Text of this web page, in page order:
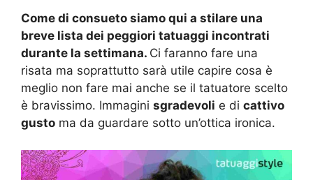
Come di consueto siamo qui a stilare una
breve lista dei peggiori tatuaggi incontrati
durante la settimana. Ci faranno fare una
risata ma soprattutto sarà utile capire cosa è
meglio non fare mai anche se il tatuatore scelto
è bravissimo. Immagini sgradevoli e di cattivo
gusto ma da guardare sotto un’ottica ironica.